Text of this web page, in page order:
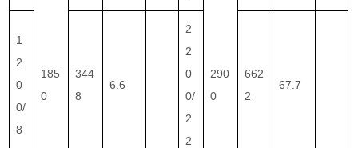
185
0
290
0
1
2
0
0/
8
344
8
6.6
2
2
0
0/
2
2
662
2
67.7